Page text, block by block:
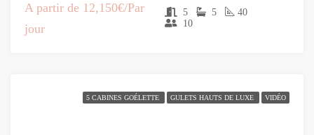
A partir de 12,150€/Par
jour
5 5
40
10
5 CABINES GOÉLETTE GULETS HAUTS DE LUXE VIDÉO